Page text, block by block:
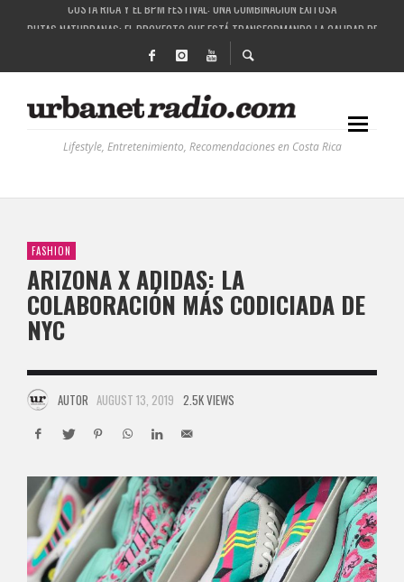
RUTAS NATURBANAS: EL PROYECTO QUE ESTÁ TRANSFORMANDO LA CALIDAD DE
LA HISTORIA DETRÁS DE LA MÚSICA ELECTRÓNICA: BBC RADIOPHONIC WORKSHOP
RECORDANDO LA EXPERIENCIA BPM: UN REVIEW DE LA PRIMERA EDICIÓN QUE
Lifestyle, Entretenimiento, Recomendaciones en Costa Rica
FASHION
ARIZONA X ADIDAS: LA
COLABORACIÓN MÁS CODICIADA DE
NYC
AUTOR AUGUST 13, 2019 2.5K VIEWS